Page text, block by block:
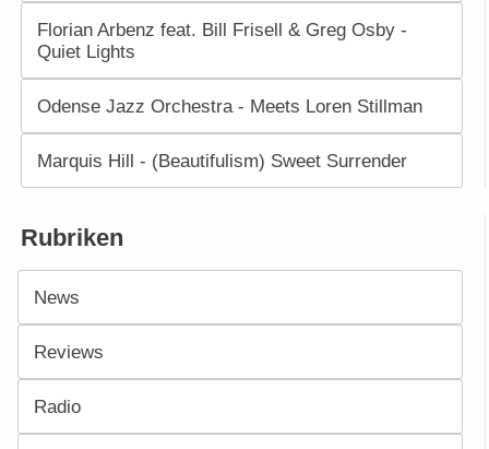
Florian Arbenz feat. Bill Frisell & Greg Osby -
Quiet Lights
Odense Jazz Orchestra - Meets Loren Stillman
Marquis Hill - (Beautifulism) Sweet Surrender
Rubriken
News
Reviews
Radio